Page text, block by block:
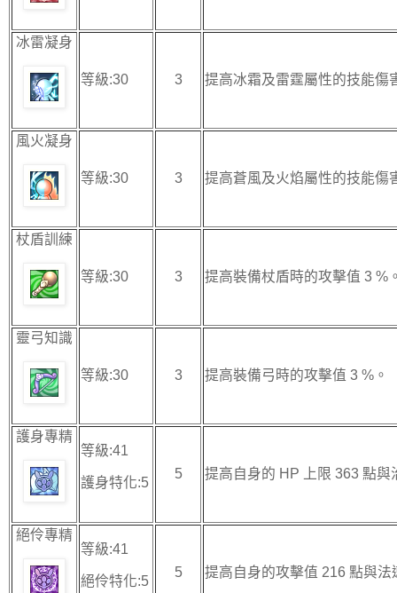
冰雷凝身
等級:30 3 提高冰霜及雷霆屬性的技能傷
風火凝身
等級:30 3 提高蒼風及火焰屬性的技能傷
杖盾訓練
等級:30 3 提高裝備杖盾時的攻擊值 3 %
靈弓知識
等級:30 3 提高裝備弓時的攻擊值 3 %。
護身專精
等級:41
護身特化:5
5 提高自身的 HP 上限 363 點與
絕伶專精
等級:41
絕伶特化:5
5 提高自身的攻擊值 216 點與法